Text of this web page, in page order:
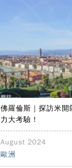
佛羅倫斯｜探訪米
力大考驗！
August 2024
歐洲